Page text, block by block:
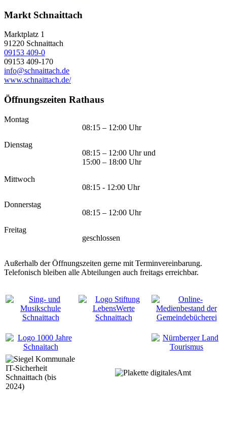
Markt Schnaittach
Marktplatz 1
91220 Schnaittach
09153 409-0
09153 409-170
info@schnaittach.de
www.schnaittach.de/
Öffnungszeiten Rathaus
Montag
08:15 – 12:00 Uhr
Dienstag
08:15 – 12:00 Uhr und
15:00 – 18:00 Uhr
Mittwoch
08:15 - 12:00 Uhr
Donnerstag
08:15 – 12:00 Uhr
Freitag
geschlossen
Außerhalb der Öffnungszeiten gerne mit Terminvereinbarung.
Telefonisch bleiben alle Abteilungen auch freitags erreichbar.